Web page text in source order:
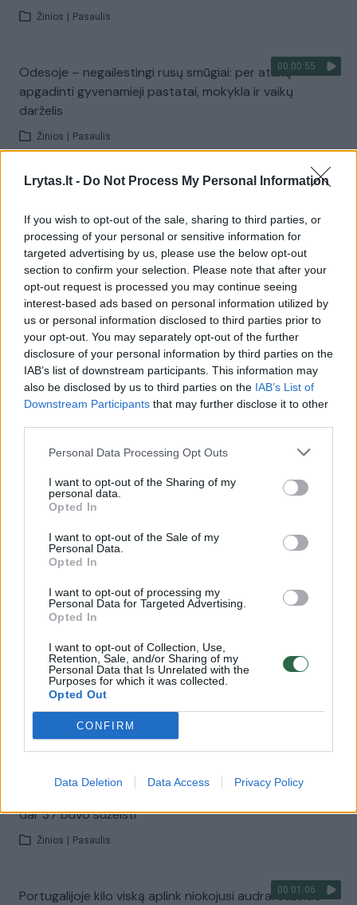
Lrytas.lt - Do Not Process My Personal Information
If you wish to opt-out of the sale, sharing to third parties, or
processing of your personal or sensitive information for
targeted advertising by us, please use the below opt-out
section to confirm your selection. Please note that after your
opt-out request is processed you may continue seeing
interest-based ads based on personal information utilized by
us or personal information disclosed to third parties prior to
your opt-out. You may separately opt-out of the further
disclosure of your personal information by third parties on the
IAB’s list of downstream participants. This information may
also be disclosed by us to third parties on the IAB’s List of
Downstream Participants that may further disclose it to other
Personal Data Processing Opt Outs
I want to opt-out of the Sharing of my
personal data.
Opted In
I want to opt-out of the Sale of my
Personal Data.
Opted In
I want to opt-out of processing my
Personal Data for Targeted Advertising.
Opted In
I want to opt-out of Collection, Use,
Retention, Sale, and/or Sharing of my
Personal Data that Is Unrelated with the
Purposes for which it was collected.
Opted Out
CONFIRM
Data Deletion Data Access Privacy Policy
Žinios Pasaulis
00:00:55
Odesoje – negailestingi rusų smūgiai: per ataką
apgadinti gyvenamieji pastatai, mokykla ir vaikų
darželis
Žinios Pasaulis
00:01:20
Leipcigo centre automobilis įvažiavo į minią: du žmonės
Žinios | Pasaulis
00:00:54
Kruvina rusų ataka Dnipro mieste: smogė į daugiabutį,
parduotuvę ir automobilį
Žinios | Pasaulis
00:00:33
Tel Avive – sprogimų garsai ir raketų atakos: po Irano
smūgių sužeisti šeši žmonės
00:00:30
Pietų Korėjoje – didžiulis gaisras automobilių dalių
gamykloje: nuo liepsnų nukentėjo 50 žmonių
Žinios | Pasaulis
00:00:59
Po rusų atakos Odesoje – griuvėsiais virtę namai:
sužeistųjų skaičius išaugo iki 23
Meksikoje po futbolo rungtynių – kruvinas išpuolis:
rasti ir keturi maišai su žmonių palaikais
Žinios | Pasaulis
00:00:57
dar 37 buvo sužeisti
Žinios Pasaulis
00:01:06
Portugalijoje kilo viską aplink niokojusi audra: sužeidė